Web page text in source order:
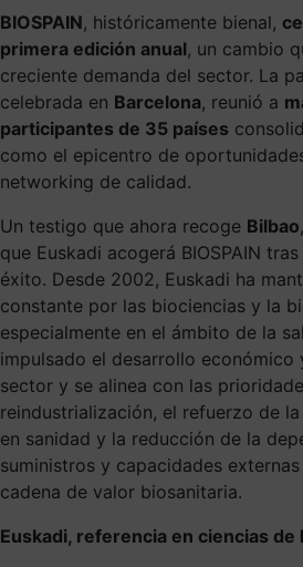
BIOSPAIN, históricamente bienal,
primera edición anual, un cambio
creciente demanda del sector. La
celebrada en Barcelona, reunió a
participantes de 35 países
como el epicentro de
networking de calidad.
Un testigo que ahora recoge Bilbao
que Euskadi acogerá BIOSPAIN
éxito. Desde 2002, Euskadi ha
constante por las biociencias y la
especialmente en el ámbito de la
impulsado el desarrollo económico
sector y se alinea con las
reindustrialización, el refuerzo de
en sanidad y la reducción de la
suministros y capacidades
cadena de valor biosanitaria.
Euskadi, referencia en ciencias de